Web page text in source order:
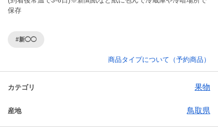
保存
#新◯◯
商品タイプについて（予約商品）
カテゴリ 果物
産地 鳥取県